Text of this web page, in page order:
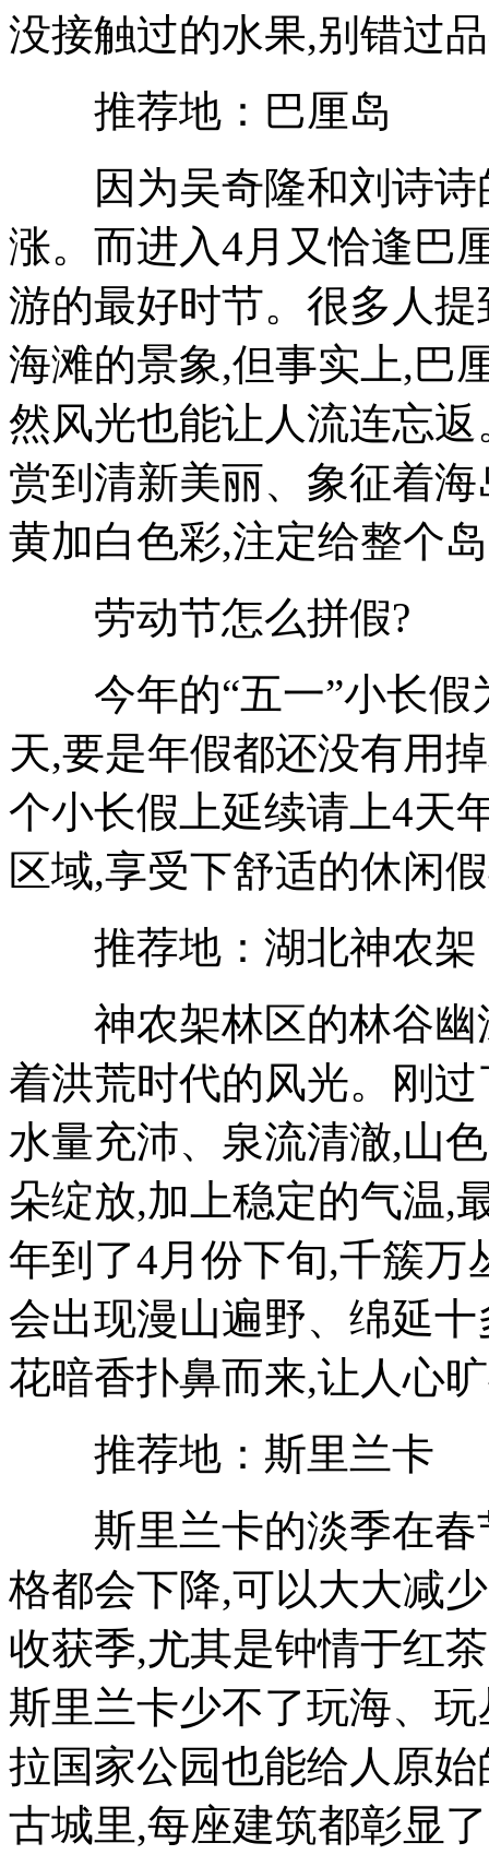
没接触过的水果,别错过
推荐地：巴厘岛
因为吴奇隆和刘诗诗
涨。而进入4月又恰逢巴
游的最好时节。很多人
海滩的景象,但事实上,巴
然风光也能让人流连忘
赏到清新美丽、象征着
黄加白色彩,注定给整个
劳动节怎么拼假?
今年的“五一”小长假
天,要是年假都还没有用
个小长假上延续请上4天
区域,享受下舒适的休闲
推荐地：湖北神农架
神农架林区的林谷幽
着洪荒时代的风光。刚
水量充沛、泉流清澈,山
朵绽放,加上稳定的气温,
年到了4月份下旬,千簇万
会出现漫山遍野、绵延
花暗香扑鼻而来,让人心
推荐地：斯里兰卡
斯里兰卡的淡季在春
格都会下降,可以大大减
收获季,尤其是钟情于红
斯里兰卡少不了玩海、
拉国家公园也能给人原
古城里,每座建筑都彰显